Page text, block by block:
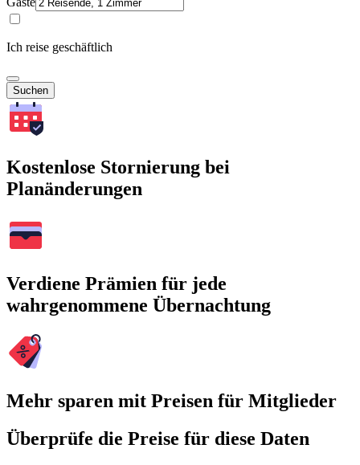
Ich reise geschäftlich
Suchen
Kostenlose Stornierung bei
Planänderungen
Verdiene Prämien für jede
wahrgenommene Übernachtung
Mehr sparen mit Preisen für Mitglieder
Überprüfe die Preise für diese Daten